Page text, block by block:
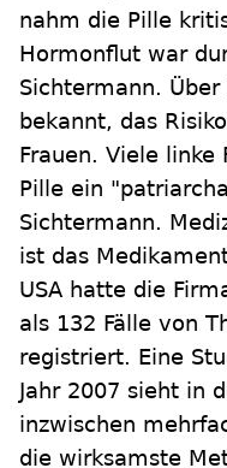
nahm die Pille
Hormonflut war
Sichtermann.
bekannt, das
Frauen. Viele linke
Pille ein
Sichtermann.
ist das
USA hatte die
als 132 Fälle von
registriert. Eine
Jahr 2007 sieht in
inzwischen
die wirksamste